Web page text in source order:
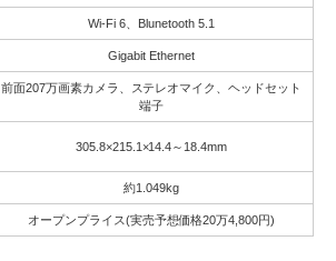
Wi-Fi 6、Blunetooth 5.1
Gigabit Ethernet
前面207万画素カメラ、ステレオマイク、ヘッドセット
端子
305.8×215.1×14.4～18.4mm
約1.049kg
オープンプライス(実売予想価格20万4,800円)